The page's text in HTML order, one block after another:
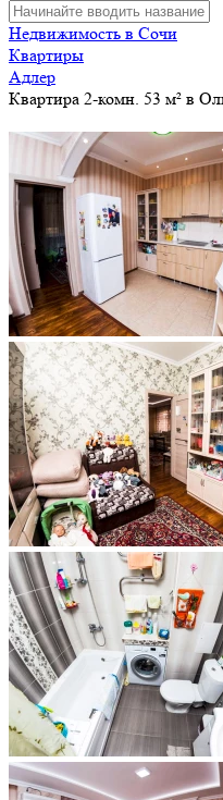
Недвижимость в Сочи
Квартиры
Адлер
Квартира 2-комн. 53 м² в